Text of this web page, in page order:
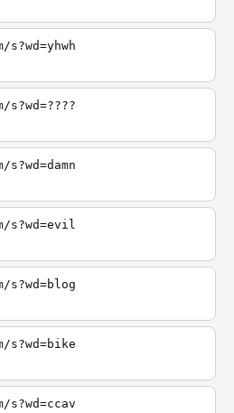
s?wd=evil
s?wd=blog
s?wd=bike